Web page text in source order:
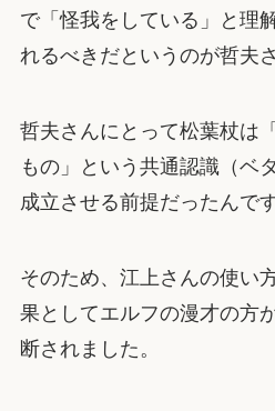
で「怪我をしている」と理
れるべきだというのが哲夫
哲夫さんにとって松葉杖は
もの」という共通認識（ベ
成立させる前提だったんで
そのため、江上さんの使い
果としてエルフの漫才の方
断されました。